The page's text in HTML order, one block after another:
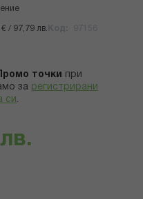
/ 97,79 лв.
Промо точки
при
за регистрирани
си .